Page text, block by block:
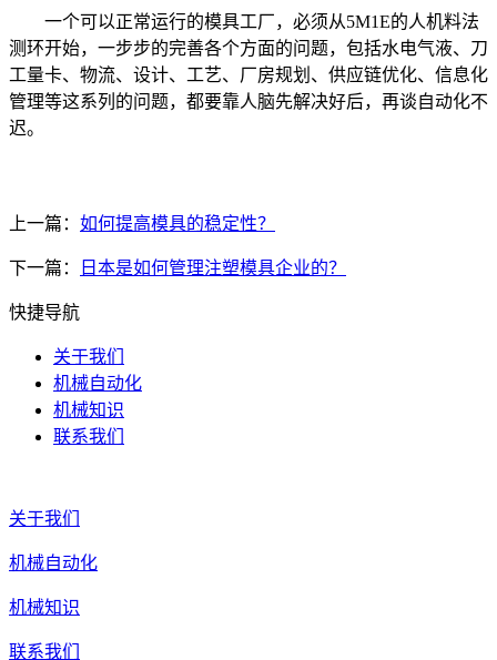
一个可以正常运行的模具工厂，必须从5M1E的人机料法
测环开始，一步步的完善各个方面的问题，包括水电气液、刀
工量卡、物流、设计、工艺、厂房规划、供应链优化、信息化
管理等这系列的问题，都要靠人脑先解决好后，再谈自动化不
迟。
上一篇： 如何提高模具的稳定性？
下一篇： 日本是如何管理注塑模具企业的？
快捷导航
关于我们
机械自动化
机械知识
联系我们
关于我们
机械自动化
机械知识
联系我们